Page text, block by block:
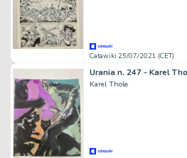
Catawiki 25/07/2021 (CET)
Karel Thole